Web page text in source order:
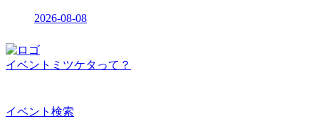
2026-08-08
イベントミツケタって？
イベント検索